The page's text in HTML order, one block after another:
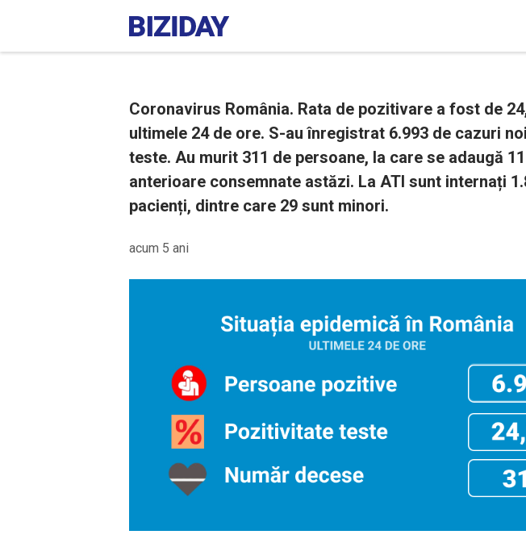
Coronavirus România. Rata de pozitivare a fost de
ultimele 24 de ore. S-au înregistrat 6.993 de cazuri
teste. Au murit 311 de persoane, la care se adaugă
anterioare consemnate astăzi. La ATI sunt internați
pacienți, dintre care 29 sunt minori.
acum 5 ani